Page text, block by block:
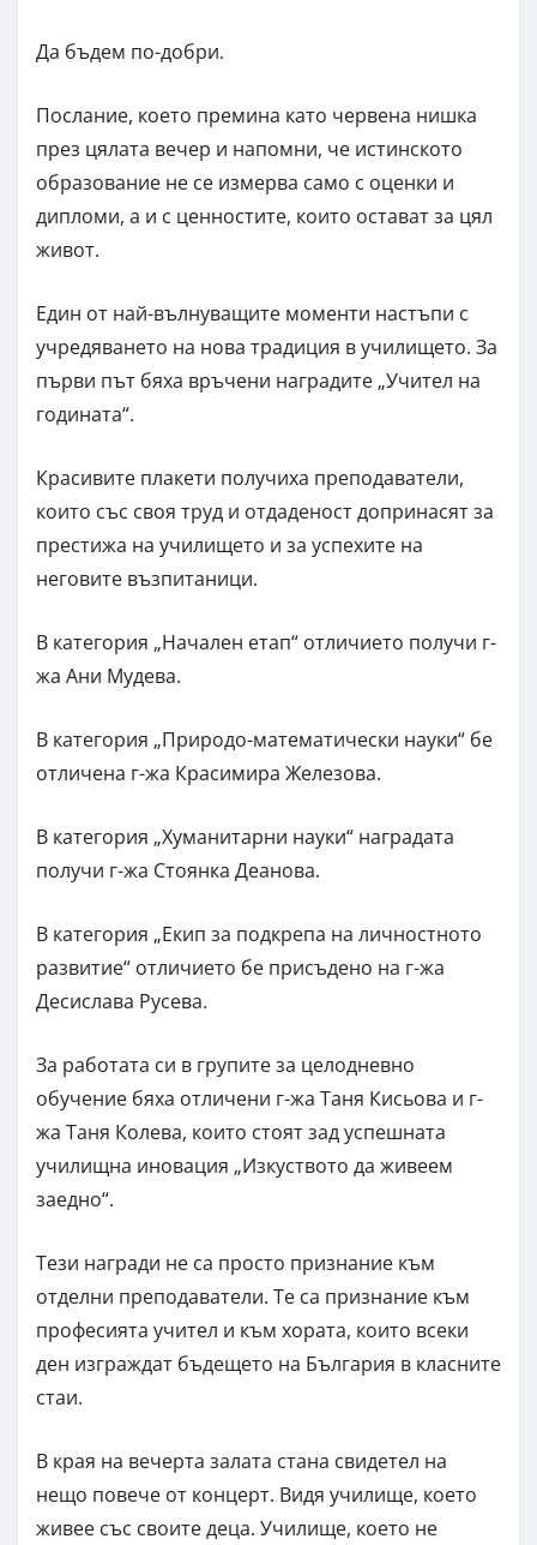
Да бъдем по-добри.
Послание, което премина като червена нишка
през цялата вечер и напомни, че истинското
образование не се измерва само с оценки и
дипломи, а и с ценностите, които остават за цял
живот.
Един от най-вълнуващите моменти настъпи с
учредяването на нова традиция в училището. За
първи път бяха връчени наградите „Учител на
годината“.
Красивите плакети получиха преподаватели,
които със своя труд и отдаденост допринасят за
престижа на училището и за успехите на
неговите възпитаници.
В категория „Начален етап“ отличието получи г-
жа Ани Мудева.
В категория „Природо-математически науки“ бе
отличена г-жа Красимира Железова.
В категория „Хуманитарни науки“ наградата
получи г-жа Стоянка Деанова.
В категория „Екип за подкрепа на личностното
развитие“ отличието бе присъдено на г-жа
Десислава Русева.
За работата си в групите за целодневно
обучение бяха отличени г-жа Таня Кисьова и г-
жа Таня Колева, които стоят зад успешната
училищна иновация „Изкуството да живеем
заедно“.
Тези награди не са просто признание към
отделни преподаватели. Те са признание към
професията учител и към хората, които всеки
ден изграждат бъдещето на България в класните
стаи.
В края на вечерта залата стана свидетел на
нещо повече от концерт. Видя училище, което
живее със своите деца. Училище, което не